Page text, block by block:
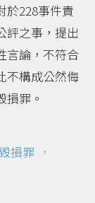
於228事件責
評之事，提出
言論，不符合
不構成公然侮
罪。
毀損罪 ，